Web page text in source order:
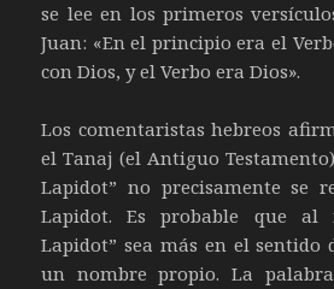
se lee en los primeros
Juan: «En el principio era el
con Dios, y el Verbo era Dios».
Los comentaristas hebreos
el Tanaj (el Antiguo
Lapidot” no precisamente se
Lapidot. Es probable que al
Lapidot” sea más en el sentido
un nombre propio. La